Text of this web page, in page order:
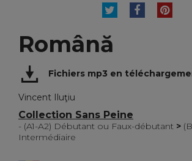
TWEET
Română
Fichiers mp3 en
Vincent Iluţiu
Collection Sans Peine
- (A1-A2) Débutant ou Faux-débutant >
Intermédiaire